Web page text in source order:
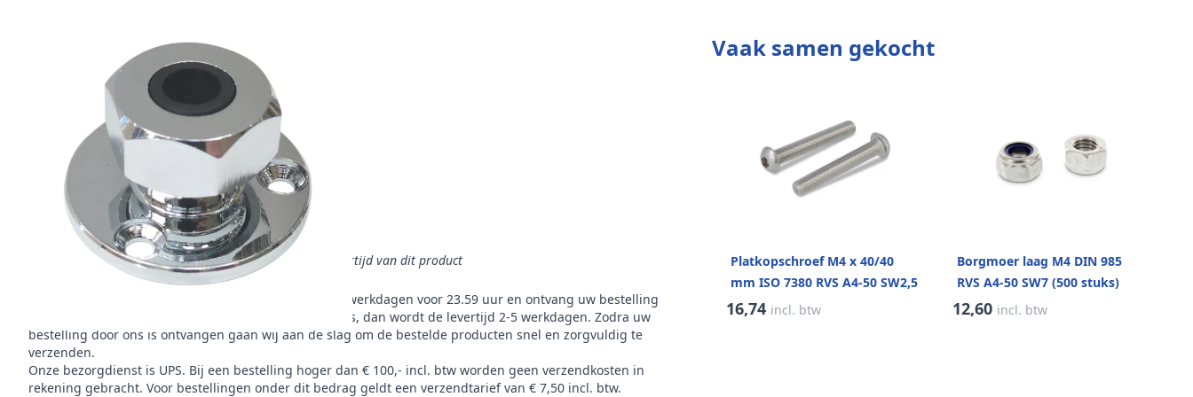
Omschrijving
Koper is het materiaal van dit product
Voor 23:59 uur besteld, morgen in huis is de levertijd van dit product
. Bestel op werkdagen voor 23.59 uur en ontvang uw bestelling
de volgende werkdag. Besteld u meer dan voorradig is, dan wordt de levertijd 2-5 werkdagen. Zodra uw
bestelling door ons is ontvangen gaan wij aan de slag om de bestelde producten snel en zorgvuldig te
verzenden.
Onze bezorgdienst is UPS. Bij een bestelling hoger dan € 100,- incl. btw worden geen verzendkosten in
rekening gebracht. Voor bestellingen onder dit bedrag geldt een verzendtarief van € 7,50 incl. btw.
Vaak samen gekocht
Platkopschroef M4 x 40/40
mm ISO 7380 RVS A4-50 SW2,5
(200 stuks)
16,74 incl. btw
Borgmoer laag M4 DIN 985
RVS A4-50 SW7 (500 stuks)
12,60 incl. btw